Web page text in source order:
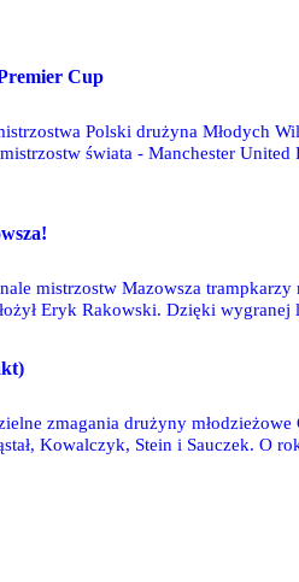
Cup
Polski drużyna Młodych
świata - Manchester United
mistrzostw Mazowsza
Eryk Rakowski. Dzięki
zmagania drużyny
Kowalczyk, Stein i Sauczek. O